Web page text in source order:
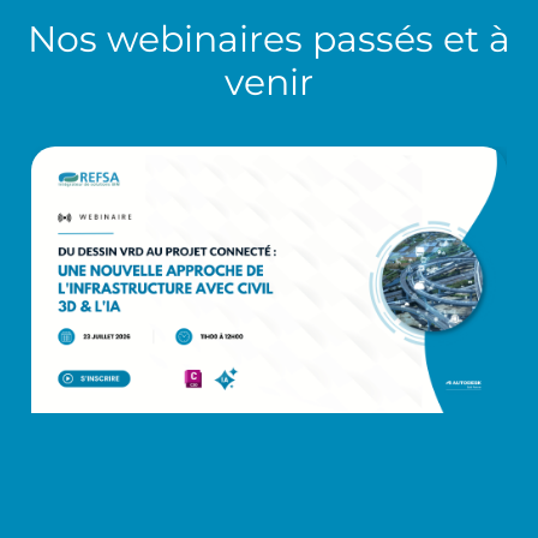
Nos webinaires passés et à
venir